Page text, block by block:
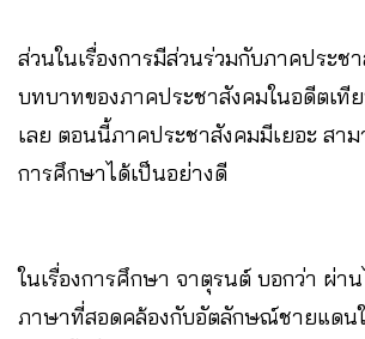
ส่วนในเรื่องการมีส่วนร่วมกับภาคประช
บทบาทของภาคประชาสังคมในอดีตเที
เลย ตอนนี้ภาคประชาสังคมมีเยอะ สา
การศึกษาได้เป็นอย่างดี
ในเรื่องการศึกษา จาตุรนต์ บอกว่า ผ่าน
ภาษาที่สอดคล้องกับอัตลักษณ์ชายแดน